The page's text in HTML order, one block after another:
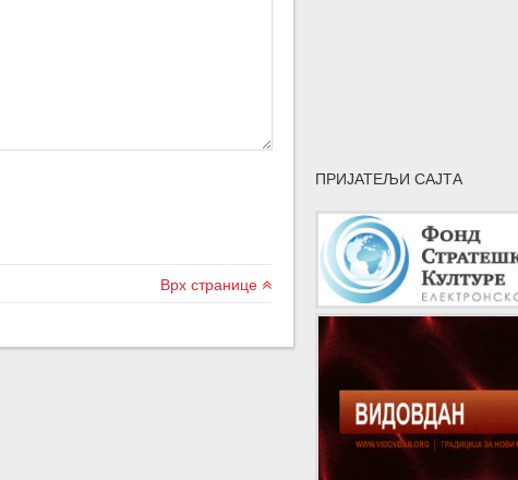
Врх странице
ПРИЈАТЕЉИ САЈТА